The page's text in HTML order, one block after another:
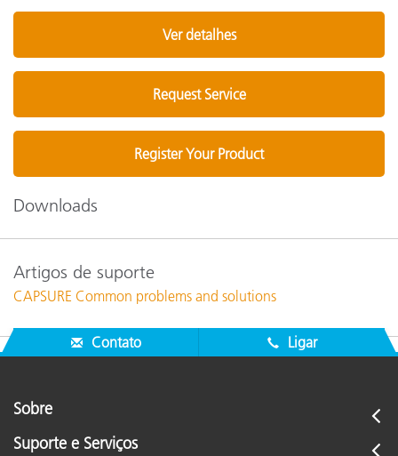
Ver detalhes
Request Service
Register Your Product
Downloads
Artigos de suporte
CAPSURE Common problems and solutions
Contato Ligar
Sobre
Suporte e Serviços